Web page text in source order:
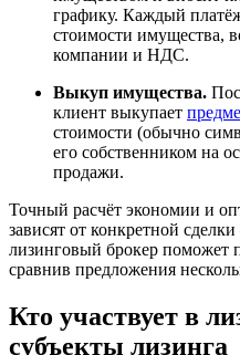
графику. Каждый
стоимости имущества,
компании и НДС.
Выкуп имущества.
клиент выкупает
стоимости (обычно
его собственником на
продажи.
Точный расчёт экономии и
зависят от конкретной
лизинговый брокер поможет
сравнив предложения
Кто участвует в
субъекты лизинга